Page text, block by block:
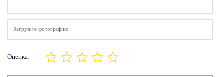
Загрузите фотографию
Оценка: